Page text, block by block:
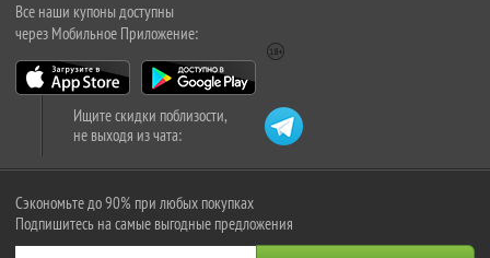
Все наши купоны доступны
через Мобильное Приложение:
Ищите скидки поблизости,
не выходя из чата:
Сэкономьте до 90% при любых покупках
Подпишитесь на самые выгодные предложения